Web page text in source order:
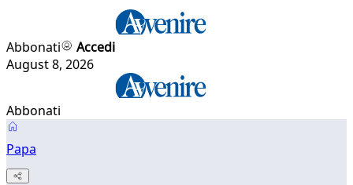
Abbonati
Accedi
August 8, 2026
Abbonati
Papa